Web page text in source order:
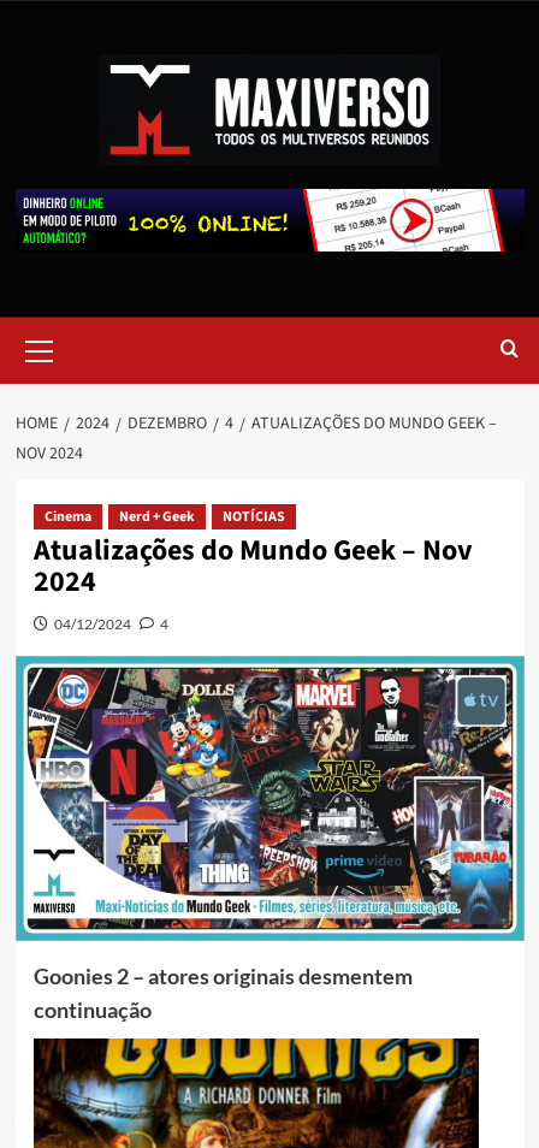
HOME 2024 DEZEMBRO 4
ATUALIZAÇÕES DO MUNDO GEEK –
NOV 2024
Cinema Nerd + Geek NOTÍCIAS
Atualizações do Mundo Geek – Nov
2024
04/12/2024 4
Goonies 2 – atores originais desmentem
continuação